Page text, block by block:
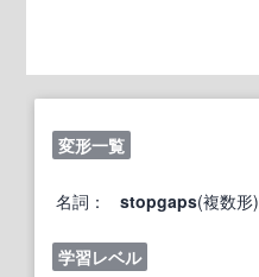
変形一覧
名詞： stopgaps(複数形)
学習レベル